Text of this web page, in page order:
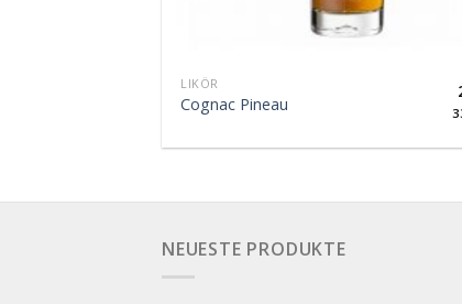
LIKÖR
Cognac Pineau
NEUESTE PRODUKTE